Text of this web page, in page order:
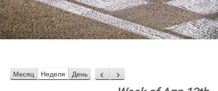
Месяц Неделя День Назад
Вперед